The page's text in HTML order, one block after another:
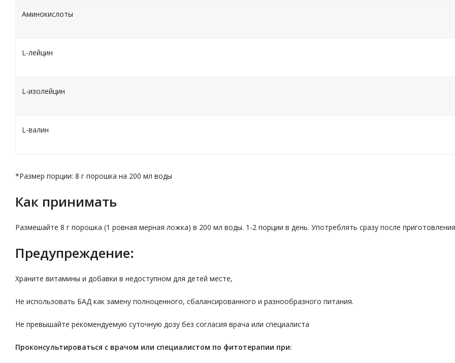
Аминокислоты
L-лейцин
L-изолейцин
L-валин
*Размер порции: 8 г порошка на 200 мл воды
Как принимать
Размешайте 8 г порошка (1 ровная мерная ложка) в 200 мл воды. 1-2 порции в день. Употреблять сразу после
Предупреждение:
Храните витамины и добавки в недоступном для детей месте,
Не использовать БАД как замену полноценного, сбалансированного и разнообразного питания.
Не превышайте рекомендуемую суточную дозу без согласия врача или специалиста
Проконсультироваться с врачом или специалистом по фитотерапии при: